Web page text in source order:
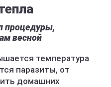
процедуры,
весной
температура
паразиты, от
домашних